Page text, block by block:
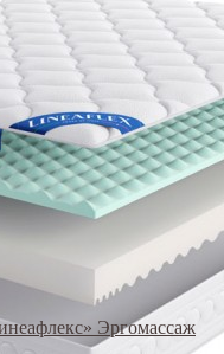
Эргомассаж